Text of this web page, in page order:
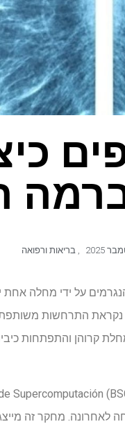
, בריאות ורפואה
על ידי מחלה
נקראת התרחשות
קרוהן והתפתחות
חישובית שפותחה לאחרונה.